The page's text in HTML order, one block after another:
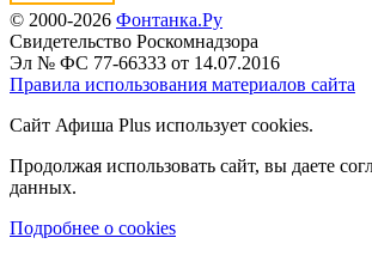
© 2000-2026 Фонтанка.Ру
Свидетельство Роскомнадзора
Эл № ФС 77-66333 от 14.07.2016
Правила использования материалов сайта
Сайт Афиша Plus использует cookies.
Продолжая использовать сайт, вы даете
данных.
Подробнее о cookies